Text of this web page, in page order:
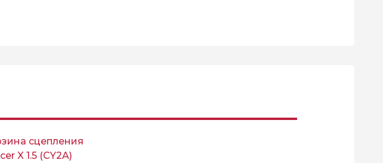
сцепления
X 1.5 (CY2A)